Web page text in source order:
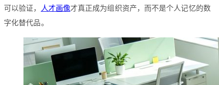
可以验证，
人才画像才真正成为组织资产，而不是个人记忆的数
字化替代品。